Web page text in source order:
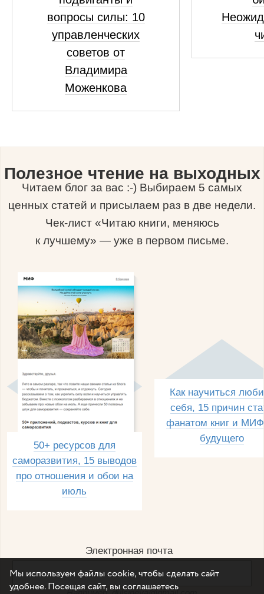
вопросы силы: 10
управленческих
советов от
Владимира
Моженкова
Полезное чтение на выходных
Читаем блог за вас :-) Выбираем 5 самых
ценных статей и присылаем раз в две недели.
Чек-лист «Читаю книги, меняюсь
к лучшему» — уже в первом письме.
50+ ресурсов для
саморазвития, 15 выводов
про отношения и обои на
июль
Как научиться
себя, 15 причин
фанатом книг и
будущего
Электронная почта
Мы используем файлы cookie, чтобы сделать сайт
удобнее. Посещая сайт, вы соглашаетесь